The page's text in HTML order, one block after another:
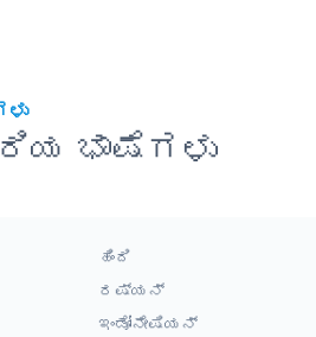
ಭಾಷೆಗಳು
ಹಿಂದಿ
ರಷ್ಯನ್
ಇಂಡೋನೇಷಿಯನ್